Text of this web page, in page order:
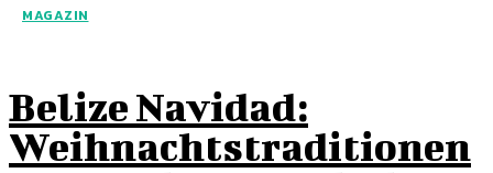
MAGAZIN
Belize Navidad:
Weihnachtstraditionen